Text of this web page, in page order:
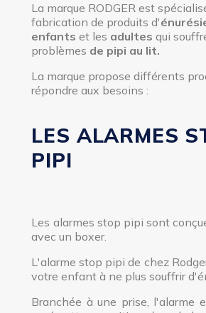
La marque RODGER est
fabrication de produits d'
enfantset les adultesqui
problèmes de pipi au lit.
La marque propose différents
répondre aux besoins :
LES ALARMES
PIPI
Les alarmes stop pipi sont
avec un boxer.
L'alarme stop pipi de chez
votre enfant à ne plus souffrir
Branchée à une prise, l'alarme